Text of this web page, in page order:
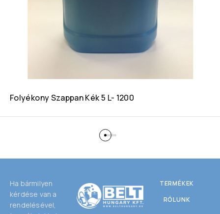
Folyékony Szappan Kék 5 L- 1200
Ha bármilyen
kérdése van a
rendelésével,
TERMÉKEK
RÓLUNK